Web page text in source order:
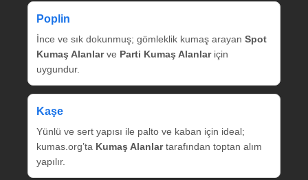
Poplin
İnce ve sık dokunmuş; gömleklik kumaş arayan Spot
Kumaş Alanlarve Parti Kumaş Alanlariçin
uygundur.
Kaşe
Yünlü ve sert yapısı ile palto ve kaban için ideal;
kumas.org’ta Kumaş Alanlartarafından toptan alım
yapılır.